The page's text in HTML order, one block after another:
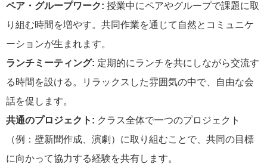
ペア・グループワーク: 授業中にペアやグループで課題に取
り組む時間を増やす。共同作業を通じて自然とコミュニケ
ーションが生まれます。
ランチミーティング: 定期的にランチを共にしながら交流す
る時間を設ける。リラックスした雰囲気の中で、自由な会
話を促します。
共通のプロジェクト: クラス全体で一つのプロジェクト
（例：壁新聞作成、演劇）に取り組むことで、共同の目標
に向かって協力する経験を共有します。